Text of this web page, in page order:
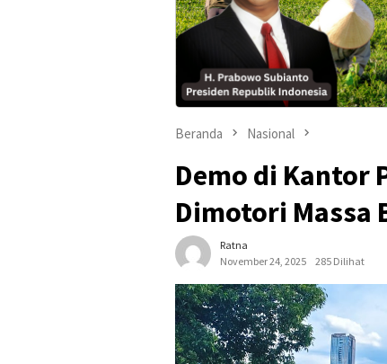
Beranda Nasional
Demo di Kantor
Dimotori Massa
Ratna
November 24, 2025
285 Dilihat